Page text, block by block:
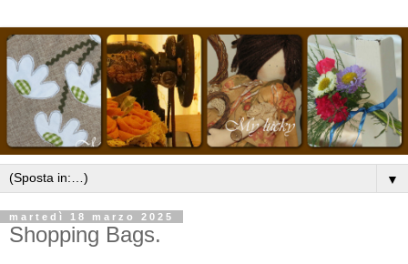
▼
martedì 18 marzo 2025
Shopping Bags.